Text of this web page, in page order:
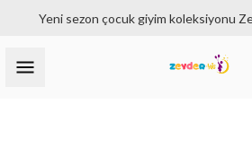
Yeni sezon çocuk giyim koleksiyonu